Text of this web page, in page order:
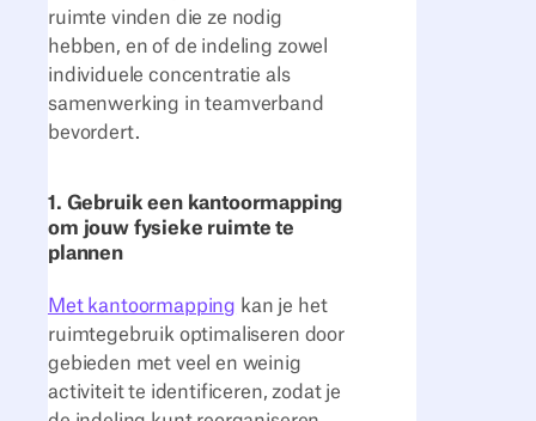
ruimte vinden die ze nodig
hebben, en of de indeling zowel
individuele concentratie als
samenwerking in teamverband
bevordert.
1. Gebruik een kantoormapping
om jouw fysieke ruimte te
plannen
Met kantoormapping kan je het
ruimtegebruik optimaliseren door
gebieden met veel en weinig
activiteit te identificeren, zodat je